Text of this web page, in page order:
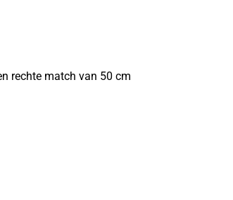
rechte match van 50 cm